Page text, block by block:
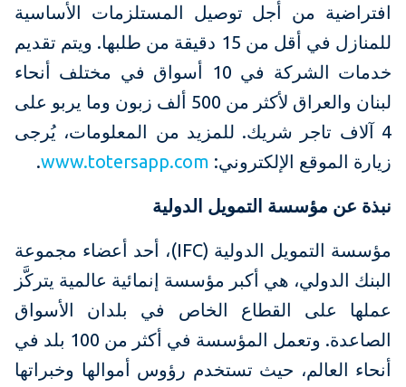
افتراضية من أجل توصيل المستلزمات الأساسية
للمنازل في أقل من 15 دقيقة من طلبها. ويتم تقديم
خدمات الشركة في 10 أسواق في مختلف أنحاء
لبنان والعراق لأكثر من 500 ألف زبون وما يربو على
4 آلاف تاجر شريك. للمزيد من المعلومات، يُرجى
زيارة الموقع الإلكتروني: www.totersapp.com
.
نبذة عن مؤسسة التمويل الدولية
مؤسسة التمويل الدولية (IFC)، أحد أعضاء مجموعة
البنك الدولي، هي أكبر مؤسسة إنمائية عالمية يتركَّز
عملها على القطاع الخاص في بلدان الأسواق
الصاعدة. وتعمل المؤسسة في أكثر من 100 بلد في
أنحاء العالم، حيث تستخدم رؤوس أموالها وخبراتها